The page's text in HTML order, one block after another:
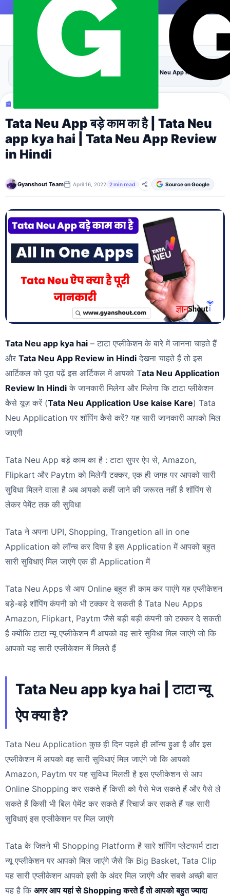
Skip to content |
Uncategorized
Tata Neu App बड़े काम का है | Tata Neu app kya hai | Tata Neu App Review in
📰 UNCATEGORIZED
Tata Neu App बड़े काम का है | Tata Neu
app kya hai | Tata Neu App Review
in Hindi
Gyanshout Team April 16, 2022 2 min read Source on Google
Tata Neu app kya hai – टाटा एप्लीकेशन के बारे में जानना चाहते हैं
और Tata Neu App Review in Hindi देखना चाहते हैं तो इस
आर्टिकल को पूरा पढ़ें इस आर्टिकल में आपको Tata Neu Application
Review In Hindi के जानकारी मिलेगा और मिलेगा कि टाटा प्लीकेशन
कैसे यूज़ करें (Tata Neu Application Use kaise Kare) Tata
Neu Application पर शॉपिंग कैसे करें? यह सारी जानकारी आपको मिल
जाएगी
Tata Neu App बड़े काम का है : टाटा सुपर ऐप से, Amazon,
Flipkart और Paytm को मिलेगी टक्कर, एक ही जगह पर आपको सारी
सुविधा मिलने वाला है अब आपको कहीं जाने की जरूरत नहीं है शॉपिंग से
लेकर पेमेंट तक की सुविधा
Tata ने अपना UPI, Shopping, Trangetion all in one
Application को लॉन्च कर दिया है इस Application में आपको बहुत
सारी सुविधाएं मिल जाएंगे एक ही Application में
Tata Neu Apps से आप Online बहुत ही काम कर पाएंगे यह एप्लीकेशन
बड़े-बड़े शॉपिंग कंपनी को भी टक्कर दे सकती है Tata Neu Apps
Amazon, Flipkart, Paytm जैसे बड़ी बड़ी कंपनी को टक्कर दे सकती
है क्योंकि टाटा न्यू एप्लीकेशन मैं आपको वह सारे सुविधा मिल जाएंगे जो कि
आपको यह सारी एप्लीकेशन में मिलते हैं
Tata Neu app kya hai | टाटा न्यू
ऐप क्या है?
Tata Neu Application कुछ ही दिन पहले ही लॉन्च हुआ है और इस
एप्लीकेशन में आपको वह सारी सुविधाएं मिल जाएंगे जो कि आपको
Amazon, Paytm पर यह सुविधा मिलती है इस एप्लीकेशन से आप
Online Shopping कर सकते हैं किसी को पैसे भेज सकते हैं और पैसे ले
सकते हैं किसी भी बिल पेमेंट कर सकते हैं रिचार्ज कर सकते हैं यह सारी
सुविधाएं इस एप्लीकेशन पर मिल जाएंगे
Tata के जितने भी Shopping Platform है सारे शॉपिंग प्लेटफार्म टाटा
न्यू एप्लीकेशन पर आपको मिल जाएंगे जैसे कि Big Basket, Tata Clip
यह सारी एप्लीकेशन आपको इसी के अंदर मिल जाएंगे और सबसे अच्छी बात
यह है कि अगर आप यहां से Shopping करते हैं तो आपको बहुत ज्यादा